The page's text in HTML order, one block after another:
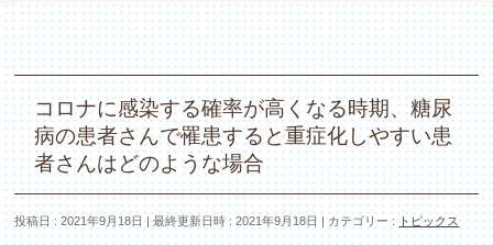
コロナに感染する確率が高くなる時期、糖尿
病の患者さんで罹患すると重症化しやすい患
者さんはどのような場合
投稿日 : 2021年9月18日 最終更新日時 : 2021年9月18日 カテゴリー :トピックス